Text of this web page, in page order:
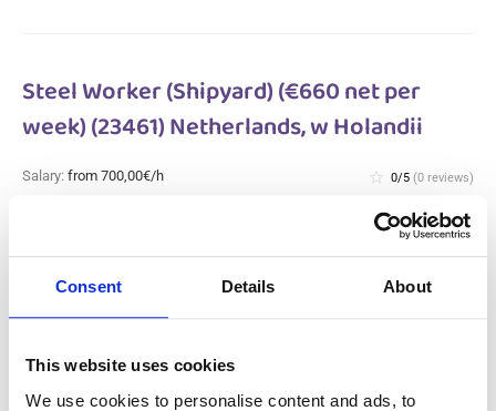
Consent Details About
This website uses cookies
We use cookies to personalise content and ads, to
Steel Worker (Shipyard) (€660 net per
week) (23461) Netherlands, w Holandii
Salary: from 700,00€/h star_border 0/5 (0 reviews)
Steel Worker (Shipyard) (€660 net per
Available positions: